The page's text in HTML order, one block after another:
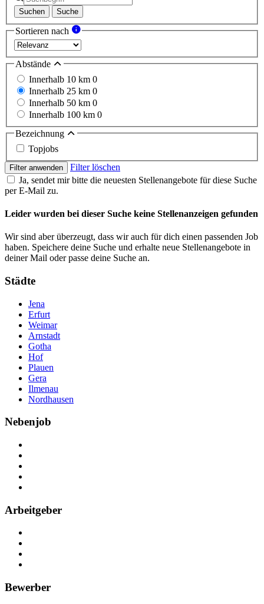
Suchen Suche
Sortieren nach
Abstände
Innerhalb 10 km 0
Innerhalb 25 km 0
Innerhalb 50 km 0
Innerhalb 100 km 0
Bezeichnung
Topjobs
Filter anwenden
Filter löschen
Ja, sendet mir bitte die neuesten Stellenangebote für diese Suche
per E-Mail zu.
Leider wurden bei dieser Suche keine Stellenanzeigen gefunden
Wir sind aber überzeugt, dass wir auch für dich einen passenden Job
haben. Speichere deine Suche und erhalte neue Stellenangebote in
deiner Mail oder passe deine Suche an.
Städte
Jena
Erfurt
Weimar
Arnstadt
Gotha
Hof
Plauen
Gera
Ilmenau
Nordhausen
Nebenjob
Arbeitgeber
Bewerber